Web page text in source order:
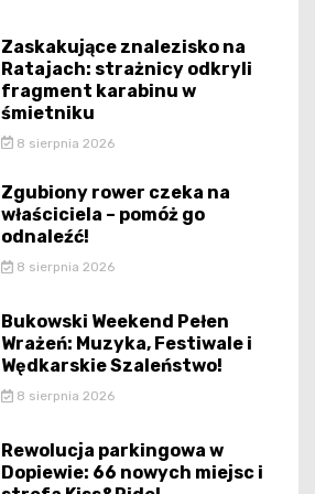
Zaskakujące znalezisko na
Ratajach: strażnicy odkryli
fragment karabinu w
śmietniku
8 sierpnia 2026
Zgubiony rower czeka na
właściciela – pomóż go
odnaleźć!
8 sierpnia 2026
Bukowski Weekend Pełen
Wrażeń: Muzyka, Festiwale i
Wędkarskie Szaleństwo!
8 sierpnia 2026
Rewolucja parkingowa w
Dopiewie: 66 nowych miejsc i